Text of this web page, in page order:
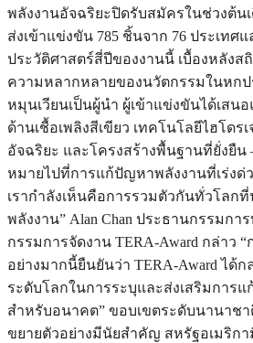
พลังงานอัจฉริยะปิดรับสมัครในช่วงต้น
ส่งเข้าแข่งขัน 785 ชิ้นจาก 76 ประเท
ประวัติศาสตร์สี่ปีของงานนี้ เบื้องหลังส
ความหลากหลายของนวัตกรรมในหกป
หมุนเวียนเป็นผู้นำ ผู้เข้าแข่งขันได้เสน
ด้านเชื้อเพลิงสีเขียว เทคโนโลยีไฮโดร
อัจฉริยะ และโครงสร้างพื้นฐานที่ยั่งยื
หมายไปที่การแก้ปัญหาพลังงานที่เร่งด่
เรากำลังเห็นคือการรวมตัวกันทั่วโลก
พลังงาน” Alan Chan ประธานกรรมก
กรรมการจัดงาน TERA-Award กล่าว
อย่างมากนี้ยืนยันว่า TERA-Award ได้
ระดับโลกในการระบุและส่งเสริมการ
สำหรับอนาคต” ขอบเขตระดับนานาช
ขยายตัวอย่างมีนัยสำคัญ สหรัฐอเมริกา